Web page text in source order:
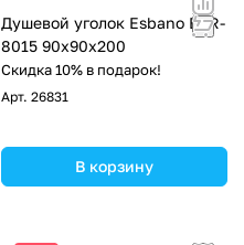
Душевой уголок Esbano ESR-
8015 90x90x200
Скидка 10% в подарок!
Арт. 26831
В корзину